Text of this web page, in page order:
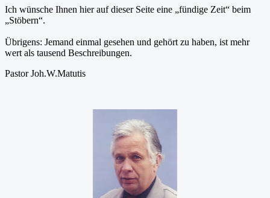
Ich wünsche Ihnen hier auf dieser Seite eine „fündige Zeit“ beim
„Stöbern“.
Übrigens: Jemand einmal gesehen und gehört zu haben, ist mehr
wert als tausend Beschreibungen.
Pastor Joh.W.Matutis